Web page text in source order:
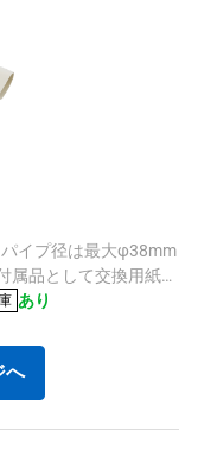
イプ径は最大φ38mm
属品として交換用紙
あり
へ